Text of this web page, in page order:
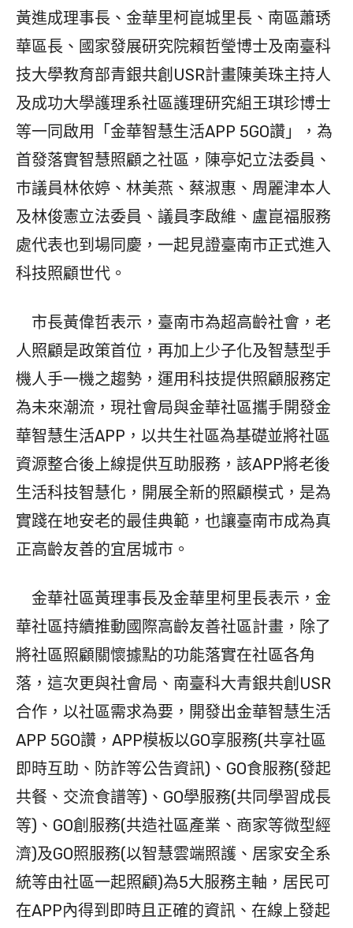
黃進成理事長、金華里柯崑城里長、南區蕭琇
華區長、國家發展研究院賴哲瑩博士及南臺科
技大學教育部青銀共創USR計畫陳美珠主持人
及成功大學護理系社區護理研究組王琪珍博士
等一同啟用「金華智慧生活APP 5GO讚」，為
首發落實智慧照顧之社區，陳亭妃立法委員、
巿議員林依婷、林美燕、蔡淑惠、周麗津本人
及林俊憲立法委員、議員李啟維、盧崑福服務
處代表也到場同慶，一起見證臺南市正式進入
科技照顧世代。
市長黃偉哲表示，臺南市為超高齡社會，老
人照顧是政策首位，再加上少子化及智慧型手
機人手一機之趨勢，運用科技提供照顧服務定
為未來潮流，現社會局與金華社區攜手開發金
華智慧生活APP，以共生社區為基礎並將社區
資源整合後上線提供互助服務，該APP將老後
生活科技智慧化，開展全新的照顧模式，是為
實踐在地安老的最佳典範，也讓臺南市成為真
正高齡友善的宜居城市。
金華社區黃理事長及金華里柯里長表示，金
華社區持續推動國際高齡友善社區計畫，除了
將社區照顧關懷據點的功能落實在社區各角
落，這次更與社會局、南臺科大青銀共創USR
合作，以社區需求為要，開發出金華智慧生活
APP 5GO讚，APP模板以GO享服務(共享社區
即時互助、防詐等公告資訊)、GO食服務(發起
共餐、交流食譜等)、GO學服務(共同學習成長
等)、GO創服務(共造社區產業、商家等微型經
濟)及GO照服務(以智慧雲端照護、居家安全系
統等由社區一起照顧)為5大服務主軸，居民可
在APP內得到即時且正確的資訊、在線上發起